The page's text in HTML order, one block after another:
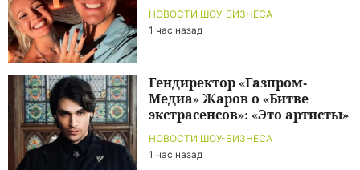
НОВОСТИ ШОУ-БИЗНЕСА
1 час назад
НОВОСТИ ШОУ-БИЗНЕСА
1 час назад
Гендиректор «Газпром-
Медиа» Жаров о «Битве
экстрасенсов»: «Это артисты»